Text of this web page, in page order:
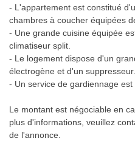
- L'appartement est constitué
chambres à coucher équipées
- Une grande cuisine équipée
climatiseur split.
- Le logement dispose d'un
électrogène et d'un suppresseur.
- Un service de gardiennage
Le montant est négociable en
plus d'informations, veuillez
de l'annonce.